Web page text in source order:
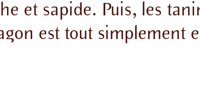
et sapide. Puis, les
est tout simplement